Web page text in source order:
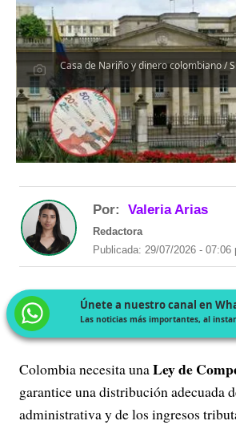
Casa de Nariño y dinero colombiano /
Por: Valeria Arias
Redactora
Publicada: 29/07/2026 - 07:06
Únete a nuestro canal en
Las noticias más importantes, al
Colombia necesita unaLey de
garantice una distribución adecuada
administrativa y de los ingresos